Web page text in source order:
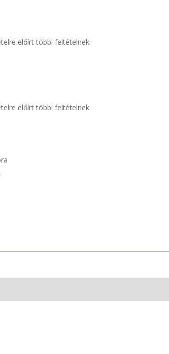
előírt többi feltételnek.
előírt többi feltételnek.